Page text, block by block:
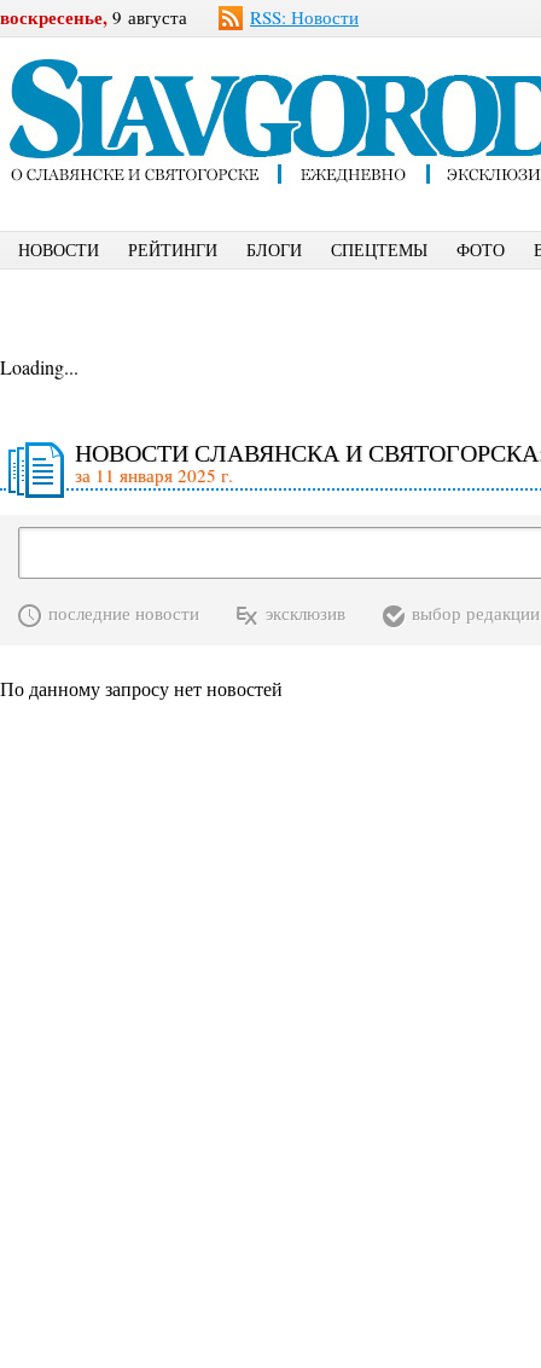
воскресенье, 9 августа RSS: Новости
НОВОСТИ РЕЙТИНГИ БЛОГИ СПЕЦТЕМЫ ФОТО
Loading...
НОВОСТИ СЛАВЯНСКА И
за 11 января 2025 г.
последние новости эксклюзив выбор редакции
По данному запросу нет новостей